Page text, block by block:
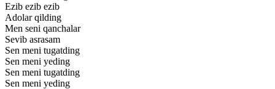
Ezib ezib ezib
Adolar qilding
Men seni qanchalar
Sevib asrasam
Sen meni tugatding
Sen meni yeding
Sen meni tugatding
Sen meni yeding